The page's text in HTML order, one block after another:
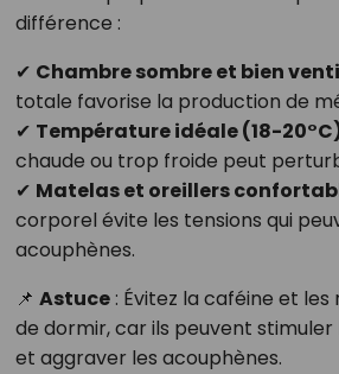
différence :
✔ Chambre sombre et bien
totale favorise la production de
✔ Température idéale (18-
chaude ou trop froide peut
✔ Matelas et oreillers
corporel évite les tensions qui
acouphènes.
📌 Astuce: Évitez la caféine et les
de dormir, car ils peuvent
et aggraver les acouphènes.